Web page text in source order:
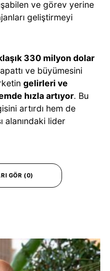
ve görev yerine
geliştirmeyi
330 milyon dolar
ve büyümesini
gelirleri ve
hızla artıyor. Bu
artırdı hem de
alanındaki lider
GÖR (0)